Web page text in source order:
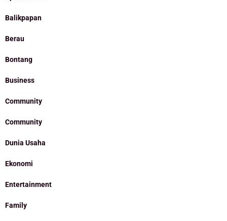
Balikpapan
Berau
Bontang
Business
Community
Community
Dunia Usaha
Ekonomi
Entertainment
Family